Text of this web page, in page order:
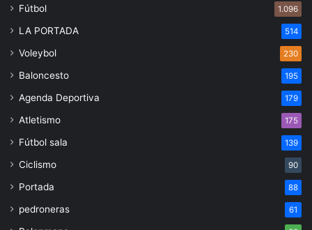
Fútbol 1.096
LA PORTADA 514
Voleybol 230
Baloncesto 195
Agenda Deportiva 179
Atletismo 175
Fútbol sala 139
Ciclismo 90
Portada 88
pedroneras 61